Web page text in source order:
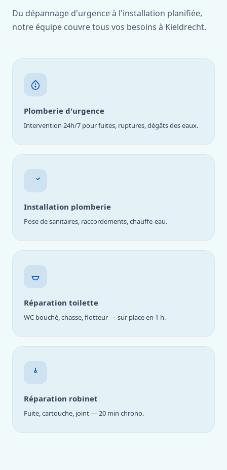
Du dépannage d'urgence à l'installation planifiée,
notre équipe couvre tous vos besoins à Kieldrecht.
Plomberie d'urgence
Intervention 24h/7 pour fuites, ruptures, dégâts des eaux.
Installation plomberie
Pose de sanitaires, raccordements, chauffe-eau.
Réparation toilette
WC bouché, chasse, flotteur — sur place en 1 h.
Réparation robinet
Fuite, cartouche, joint — 20 min chrono.